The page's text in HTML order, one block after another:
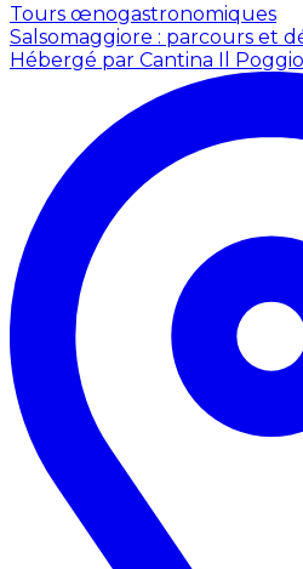
Tours œnogastronomiques
Salsomaggiore : parcours et
Hébergé par Cantina Il Poggio